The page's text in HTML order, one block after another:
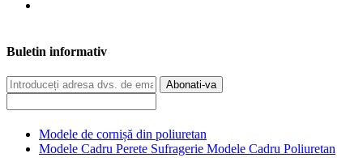
Buletin informativ
Abonati-va
Modele de cornișă din poliuretan
Modele Cadru Perete Sufragerie Modele Cadru Poliuretan